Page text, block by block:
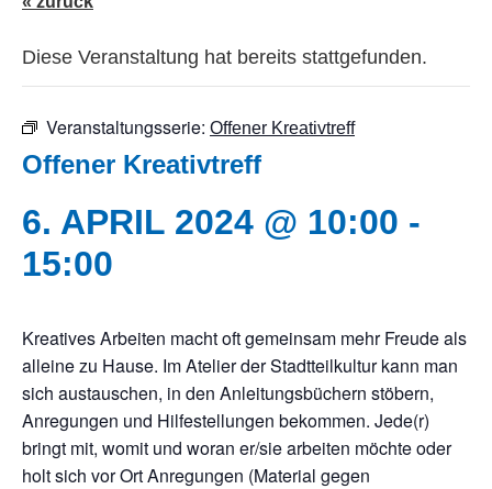
Diese Veranstaltung hat bereits stattgefunden.
Veranstaltungsserie: Offener Kreativtreff
Offener Kreativtreff
6. APRIL 2024 @ 10:00 -
15:00
Kreatives Arbeiten macht oft gemeinsam mehr Freude als
alleine zu Hause. Im Atelier der Stadtteilkultur kann man
sich austauschen, in den Anleitungsbüchern stöbern,
Anregungen und Hilfestellungen bekommen. Jede(r)
bringt mit, womit und woran er/sie arbeiten möchte oder
holt sich vor Ort Anregungen (Material gegen